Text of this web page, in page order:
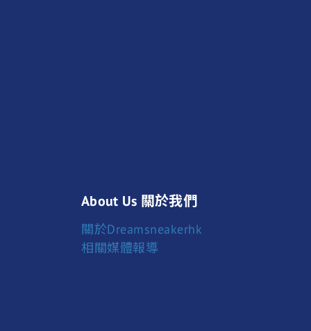
About Us 關於我們
關於Dreamsneakerhk
相關媒體報導